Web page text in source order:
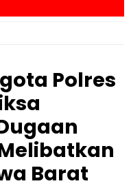
Polres
Barat